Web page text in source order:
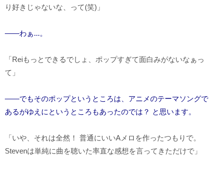
り好きじゃないな、って(笑) 」
――わぁ...。
「Reiもっとできるでしょ、ポップすぎて面白みがないなぁっ
て」
――でもそのポップというところは、アニメのテーマソングで
あるがゆえにというところもあったのでは？ と思います。
「いや、それは全然！ 普通にいいA メロを作ったつもりで。
Stevenは単純に曲を聴いた率直な感想を言ってきただけで」